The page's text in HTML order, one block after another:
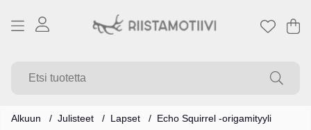
.
Alkuun Julisteet Lapset Echo Squirrel -origamityyli